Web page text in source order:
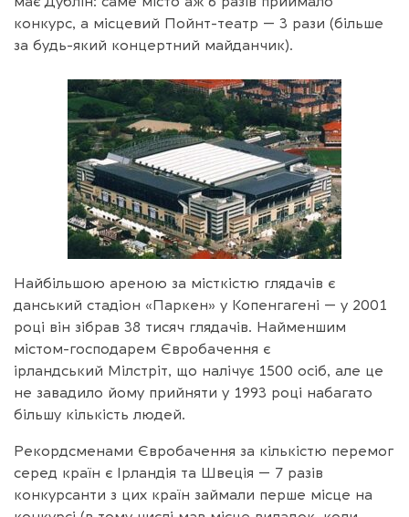
конкурс, а місцевий Пойнт-театр — 3 рази (більше
за будь-який концертний майданчик).
Найбільшою ареною за місткістю глядачів є
данський стадіон «Паркен» у Копенгагені — у 2001
році він зібрав 38 тисяч глядачів. Найменшим
містом-господарем Євробачення є
ірландський Мілстріт, що налічує 1500 осіб, але це
не завадило йому прийняти у 1993 році набагато
більшу кількість людей.
Рекордсменами Євробачення за кількістю перемог
серед країн є Ірландія та Швеція — 7 разів
конкурсанти з цих країн займали перше місце на